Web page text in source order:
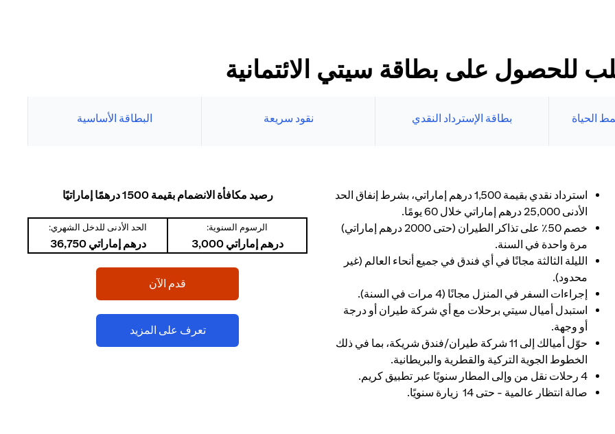
للحصول على بطاقة سيتي الائتمانية
الحياة بطاقة الإسترداد النقدي نقود سريعة البطاقة الأساسية
استرداد نقدي بقيمة 1,500 درهم إماراتي، بشرط إنفاق الحد
الأدنى 25,000 درهم إماراتي خلال 60 يومًا.
خصم 50٪ على تذاكر الطيران (حتى 2000 درهم إماراتي)
مرة واحدة في السنة.
الليلة الثالثة مجانًا في أي فندق في جميع أنحاء العالم (غير
محدود).
إجراءات السفر في المنزل مجانًا (4 مرات في السنة).
استبدل أميال سيتي برحلات مع أي شركة طيران أو درجة
أو وجهة.
حوّل أميالك إلى 11 شركة طيران/فندق شريكة، بما في ذلك
الخطوط الجوية التركية والقطرية والبريطانية.
4 رحلات نقل من وإلى المطار سنويًا عبر تطبيق كريم.
صالة انتظار عالمية - حتى 14 زيارة سنويًا.
رصيد مكافأة الانضمام بقيمة 1500 درهمًا إماراتيًا
الرسوم السنوية:
درهم إماراتي 3,000
الحد الأدنى للدخل الشهري:
درهم إماراتي 36,750
قدم الآن
تعرف على المزيد